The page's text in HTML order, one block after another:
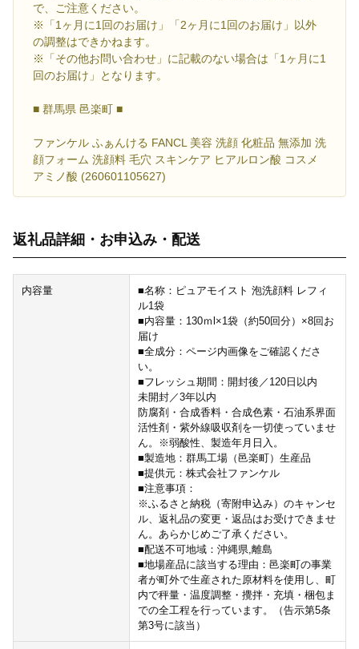
で、ご注意ください。
※「1ヶ月に1回のお届け」「2ヶ月に1回のお届け」以外
の調整はできかねます。
※「その他お問い合わせ」に記載のない場合は「1ヶ月に1
回のお届け」となります。
■ 群馬県 邑楽町 ■
ファンケル ふぁんける FANCL 美容 洗顔 化粧品 無添加 洗
顔フォーム 洗顔料 毛穴 スキンケア ヒアルロン酸 コスメ
アミノ酸 (260601105627)
返礼品詳細・お申込み・配送
内容量
■名称：ピュアモイスト 泡洗顔料 レフィ
ル1袋
■内容量：130ｍl×1袋（約50回分）×8回お
届け
■全成分：ページ内画像をご確認くださ
い。
■フレッシュ期間：開封後／120日以内
未開封／3年以内
防腐剤・合成香料・合成色素・石油系界面
活性剤・紫外線吸収剤を一切使っていませ
ん。※弱酸性、製造年月日入。
■製造地：群馬工場（邑楽町）生産品
■提供元：株式会社ファンケル
■注意事項：
※ふるさと納税（寄附申込み）のキャンセ
ル、返礼品の変更・返品はお受けできませ
ん。あらかじめご了承ください。
■配送不可地域：沖縄県,離島
■地場産品に該当する理由：邑楽町の事業
者が町外で生産された原材料を使用し、町
内で秤量・温度調整・攪拌・充填・梱包ま
での全工程を行っています。（告示第5条
第3号に該当）